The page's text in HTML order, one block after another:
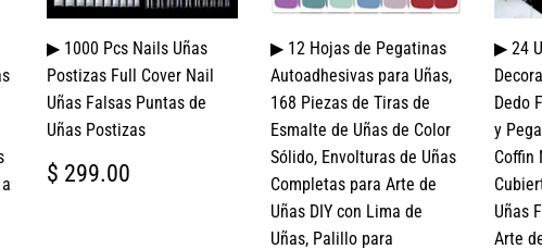
▶ 1000 Pcs Nails Uñas
Postizas Full Cover Nail
Uñas Falsas Puntas de
Uñas Postizas
PRECIO
HABITUAL
$ 299.00
▶ 12 Hojas de Pegatinas
Autoadhesivas para Uñas,
168 Piezas de Tiras de
Esmalte de Uñas de Color
Sólido, Envolturas de Uñas
Completas para Arte de
Uñas DIY con Lima de
Uñas, Palillo para
▶ 24
Dedo
y
Coffin
Uñas
Arte